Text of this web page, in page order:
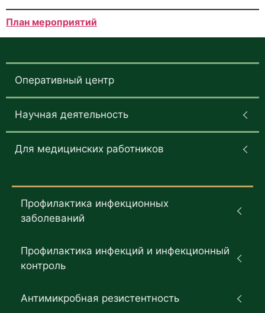
План мероприятий
Оперативный центр
Научная деятельность
Для медицинских работников
Профилактика инфекционных
заболеваний
Профилактика инфекций и инфекционный
контроль
Антимикробная резистентность